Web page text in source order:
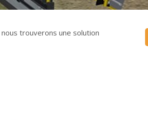
trouverons une solution